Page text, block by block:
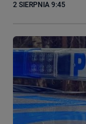
2 SIERPNIA 9:45